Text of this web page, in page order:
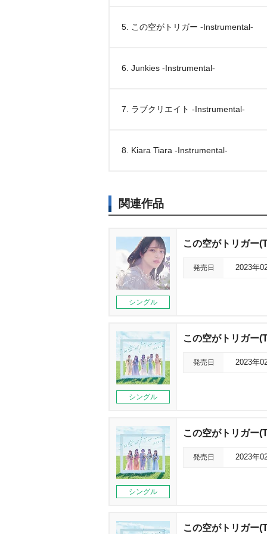
5. この空がトリガー -Instrumental-
6. Junkies -Instrumental-
7. ラブクリエイト -Instrumental-
8. Kiara Tiara -Instrumental-
関連作品
シングル
この空がトリガー
発売日 2023年
シングル
この空がトリガー
発売日 2023年
シングル
この空がトリガー
発売日 2023年
この空がトリガー